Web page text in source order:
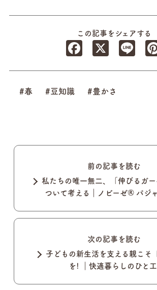
この記事をシェアする
Facebook
#春 #豆知識 #豊かさ
前の記事を読む
私たちの唯一無二、「伸びるガ
ついて考える｜ノビーゼ® パジ
次の記事を読む
子どもの新生活を支える親こそ
を! ｜快適暮らしのひと